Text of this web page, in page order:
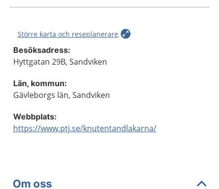
Större karta och reseplanerare
Besöksadress:
Hyttgatan 29B, Sandviken
Län, kommun:
Gävleborgs län, Sandviken
Webbplats:
https://www.ptj.se/knutentandlakarna/
Om oss